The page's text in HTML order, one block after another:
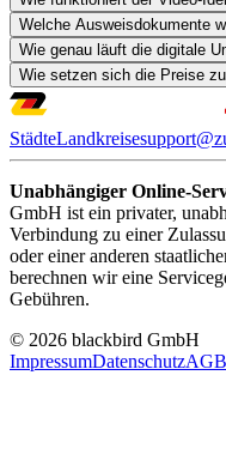
Welche Ausweisdokumente
Wie genau läuft die digitale
Wie setzen sich die Preise
StädteLandkreise
Unabhängiger Online-
GmbH ist ein privater,
Verbindung zu einer
oder einer anderen
berechnen wir eine
Gebühren.
© 2026 blackbird GmbH
ImpressumDatenschutzAGB